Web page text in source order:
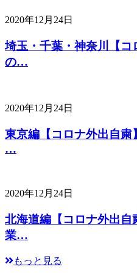
2020年12月24日
埼玉・千葉・神奈川【コ
の…
2020年12月24日
東京編【コロナ外出自粛
…
2020年12月24日
北海道編【コロナ外出自
業…
もっと見る